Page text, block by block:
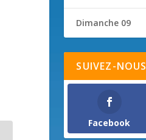
Dimanche 09
SUIVEZ-NOUS
Facebook